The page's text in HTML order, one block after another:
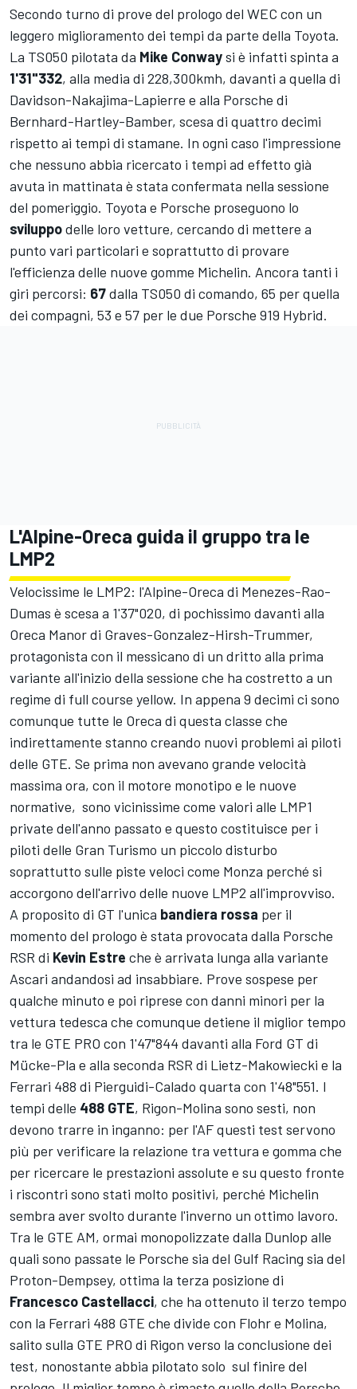
Secondo turno di prove del prologo del WEC con un
leggero miglioramento dei tempi da parte della Toyota.
La TS050 pilotata da Mike Conwaysi è infatti spinta a
1'31"332, alla media di 228,300kmh, davanti a quella di
Davidson-Nakajima-Lapierre e alla Porsche di
Bernhard-Hartley-Bamber, scesa di quattro decimi
rispetto ai tempi di stamane. In ogni caso l'impressione
che nessuno abbia ricercato i tempi ad effetto già
avuta in mattinata è stata confermata nella sessione
del pomeriggio. Toyota e Porsche proseguono lo
sviluppodelle loro vetture, cercando di mettere a
punto vari particolari e soprattutto di provare
l'efficienza delle nuove gomme Michelin. Ancora tanti i
giri percorsi: 67dalla TS050 di comando, 65 per quella
dei compagni, 53 e 57 per le due Porsche 919 Hybrid.
L'Alpine-Oreca guida il gruppo tra le
LMP2
Velocissime le LMP2: l'Alpine-Oreca di Menezes-Rao-
Dumas è scesa a 1'37"020, di pochissimo davanti alla
Oreca Manor di Graves-Gonzalez-Hirsh-Trummer,
protagonista con il messicano di un dritto alla prima
variante all'inizio della sessione che ha costretto a un
regime di full course yellow. In appena 9 decimi ci sono
comunque tutte le Oreca di questa classe che
indirettamente stanno creando nuovi problemi ai piloti
delle GTE. Se prima non avevano grande velocità
massima ora, con il motore monotipo e le nuove
normative, sono vicinissime come valori alle LMP1
private dell'anno passato e questo costituisce per i
piloti delle Gran Turismo un piccolo disturbo
soprattutto sulle piste veloci come Monza perché si
accorgono dell'arrivo delle nuove LMP2 all'improvviso.
A proposito di GT l'unica bandiera rossa per il
momento del prologo è stata provocata dalla Porsche
RSR di Kevin Estre che è arrivata lunga alla variante
Ascari andandosi ad insabbiare. Prove sospese per
qualche minuto e poi riprese con danni minori per la
vettura tedesca che comunque detiene il miglior tempo
tra le GTE PRO con 1'47"844 davanti alla Ford GT di
Mücke-Pla e alla seconda RSR di Lietz-Makowiecki e la
Ferrari 488 di Pierguidi-Calado quarta con 1'48"551. I
tempi delle 488 GTE, Rigon-Molina sono sesti, non
devono trarre in inganno: per l'AF questi test servono
più per verificare la relazione tra vettura e gomma che
per ricercare le prestazioni assolute e su questo fronte
i riscontri sono stati molto positivi, perché Michelin
sembra aver svolto durante l'inverno un ottimo lavoro.
Tra le GTE AM, ormai monopolizzate dalla Dunlop alle
quali sono passate le Porsche sia del Gulf Racing sia del
Proton-Dempsey, ottima la terza posizione di
Francesco Castellacci, che ha ottenuto il terzo tempo
con la Ferrari 488 GTE che divide con Flohr e Molina,
salito sulla GTE PRO di Rigon verso la conclusione dei
test, nonostante abbia pilotato solo sul finire del